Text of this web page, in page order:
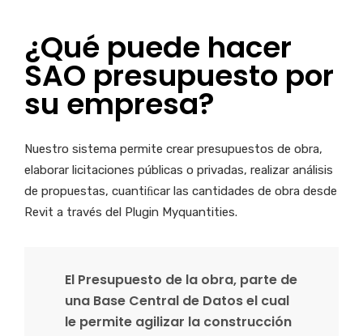
¿Qué puede hacer
SAO presupuesto por
su empresa?
Nuestro sistema permite crear presupuestos de obra,
elaborar licitaciones públicas o privadas, realizar análisis
de propuestas, cuantiﬁcar las cantidades de obra desde
Revit a través del Plugin Myquantities.
El Presupuesto de la obra, parte de
una Base Central de Datos el cual
le permite agilizar la construcción